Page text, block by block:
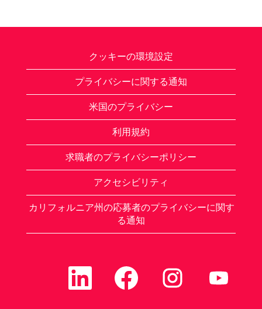
クッキーの環境設定
プライバシーに関する通知
米国のプライバシー
利用規約
求職者のプライバシーポリシー
アクセシビリティ
カリフォルニア州の応募者のプライバシーに関す
る通知
新
し
い
新
し
い
新
し
い
し
い